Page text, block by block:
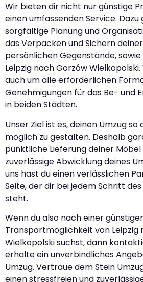
Wir bieten dir nicht nur günstige
einen umfassenden Service.
sorgfältige Planung und
das Verpacken und Sichern
persönlichen Gegenstände,
Leipzig nach Gorzów
auch um alle erforderlichen
Genehmigungen für das Be- und
in beiden Städten.
Unser Ziel ist es, deinen Umzug
möglich zu gestalten. Deshalb
pünktliche Lieferung deiner Möbel
zuverlässige Abwicklung deines
uns hast du einen verlässlichen
Seite, der dir bei jedem Schritt
steht.
Wenn du also nach einer
Transportmöglichkeit von Leipzig
Wielkopolski suchst, dann
erhalte ein unverbindliches
Umzug. Vertraue dem Stein
einen stressfreien und